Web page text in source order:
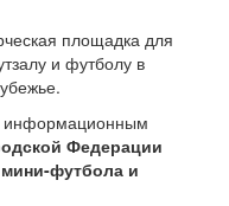
площадка для
и футболу в
информационным
Федерации
футбола и